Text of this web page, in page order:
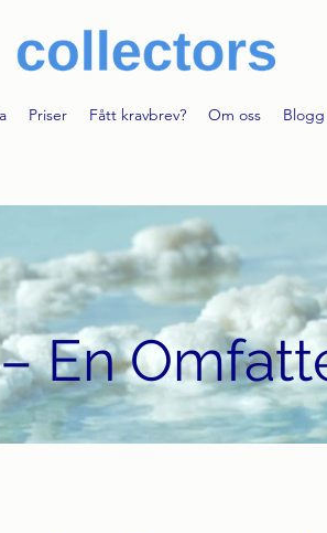
Priser Fått kravbrev? Om oss Blogg
En